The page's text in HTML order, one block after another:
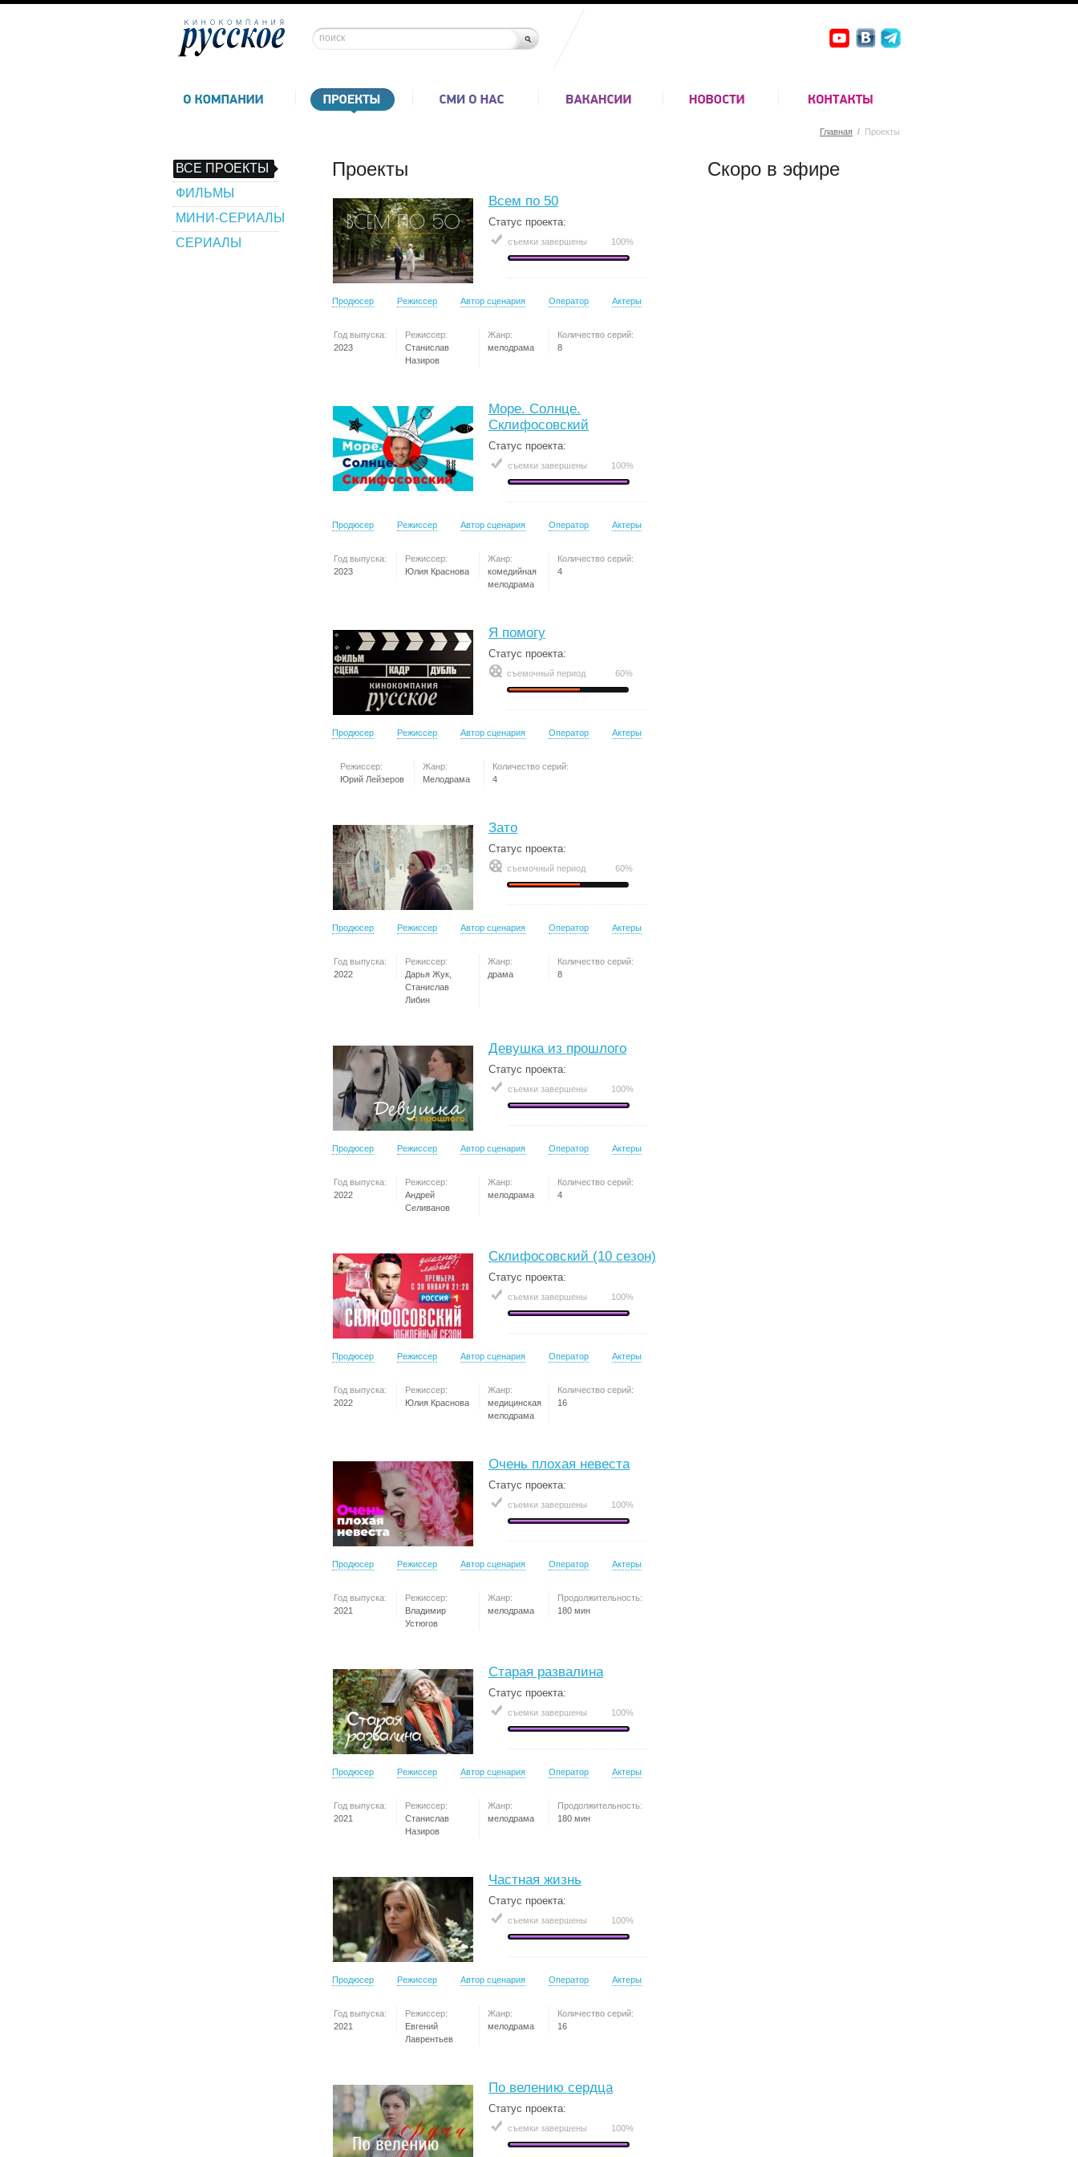
Главная / Проекты
ВСЕ ПРОЕКТЫ
ФИЛЬМЫ
МИНИ-СЕРИАЛЫ
СЕРИАЛЫ
Проекты
Всем по 50
Статус проекта:
съемки завершены 100%
Продюсер Режиссер Автор сценария Оператор Актеры
Год выпуска:
2023
Режиссер:
Станислав
Назиров
Жанр:
мелодрама
Количество серий:
8
Море. Солнце.
Склифосовский
Статус проекта:
съемки завершены 100%
Продюсер Режиссер Автор сценария Оператор Актеры
Год выпуска:
2023
Режиссер:
Юлия Краснова
Жанр:
комедийная
мелодрама
Количество серий:
4
Я помогу
Статус проекта:
съемочный период 60%
Продюсер Режиссер Автор сценария Оператор Актеры
Режиссер:
Юрий Лейзеров
Жанр:
Мелодрама
Количество серий:
4
Зато
Статус проекта:
съемочный период 60%
Продюсер Режиссер Автор сценария Оператор Актеры
Год выпуска:
2022
Режиссер:
Дарья Жук,
Станислав
Либин
Жанр:
драма
Количество серий:
8
Девушка из прошлого
Статус проекта:
съемки завершены 100%
Продюсер Режиссер Автор сценария Оператор Актеры
Год выпуска:
2022
Режиссер:
Андрей
Селиванов
Жанр:
мелодрама
Количество серий:
4
Склифосовский (10 сезон)
Статус проекта:
съемки завершены 100%
Продюсер Режиссер Автор сценария Оператор Актеры
Год выпуска:
2022
Режиссер:
Юлия Краснова
Жанр:
медицинская
мелодрама
Количество серий:
16
Очень плохая невеста
Статус проекта:
съемки завершены 100%
Продюсер Режиссер Автор сценария Оператор Актеры
Год выпуска:
2021
Режиссер:
Владимир
Устюгов
Жанр:
мелодрама
Продолжительность:
180 мин
Старая развалина
Статус проекта:
съемки завершены 100%
Продюсер Режиссер Автор сценария Оператор Актеры
Год выпуска:
2021
Режиссер:
Станислав
Назиров
Жанр:
мелодрама
Продолжительность:
180 мин
Частная жизнь
Статус проекта:
съемки завершены 100%
Продюсер Режиссер Автор сценария Оператор Актеры
Год выпуска:
2021
Режиссер:
Евгений
Лаврентьев
Жанр:
мелодрама
Количество серий:
16
По велению сердца
Статус проекта:
съемки завершены 100%
Скоро в эфире